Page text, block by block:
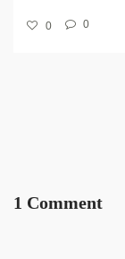
0 0
1 Comment